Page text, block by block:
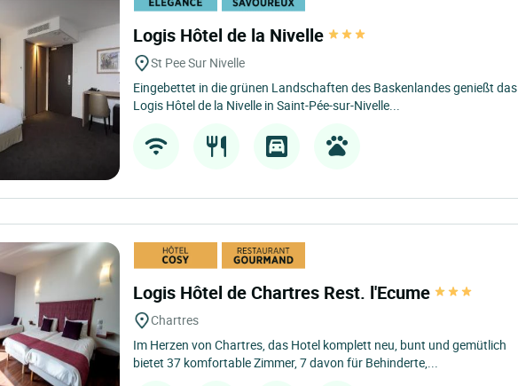
Logis Hôtel de la Nivelle
St Pee Sur Nivelle
Eingebettet in die grünen Landschaften des Baskenlandes genießt das
Logis Hôtel de la Nivelle in Saint-Pée-sur-Nivelle...
Logis Hôtel de Chartres Rest. l'Ecume
Chartres
Im Herzen von Chartres, das Hotel komplett neu, bunt und gemütlich
bietet 37 komfortable Zimmer, 7 davon für Behinderte,...